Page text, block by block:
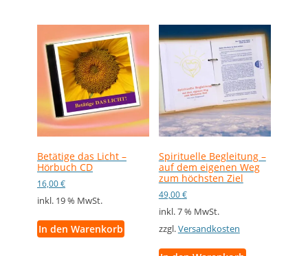
Betätige das Licht –
Hörbuch CD
16,00€
inkl. 19 % MwSt.
In den Warenkorb
Spirituelle Begleitung –
auf dem eigenen Weg
zum höchsten Ziel
49,00€
inkl. 7 % MwSt.
zzgl.Versandkosten